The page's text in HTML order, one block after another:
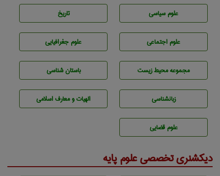
علوم سياسی تاريخ
علوم اجتماعی علوم جغرافيايی
مجموعه محيط زيست باستان شناسی
زبانشناسی الهیات و معارف اسلامی
علوم قضایی
دیکشنری تخصصی علوم پایه